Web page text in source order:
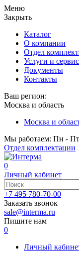
Меню
Закрыть
Каталог
О компании
Отдел
Услуги и сервис
Документы
Контакты
Ваш регион:
Москва и область
Москва и
Мы работаем: Пн -
Отдел комплектации
0
Личный кабинет
+7 495 780-70-00
Заказать звонок
sale@interma.ru
Пишите нам
0
Личный